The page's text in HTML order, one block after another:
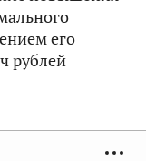
его
рублей